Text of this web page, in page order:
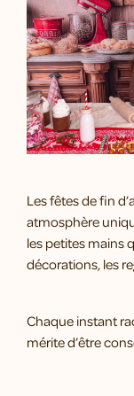
Les fêtes de fin
atmosphère
les petites mains
décorations, les
Chaque instant
mérite d’être